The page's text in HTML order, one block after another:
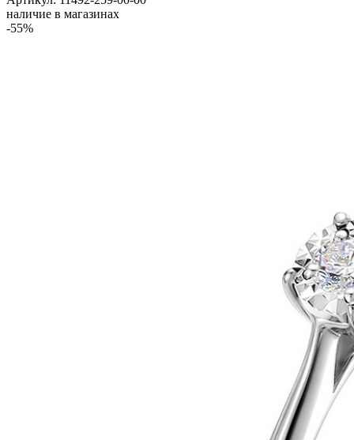
наличие в магазинах
-55%